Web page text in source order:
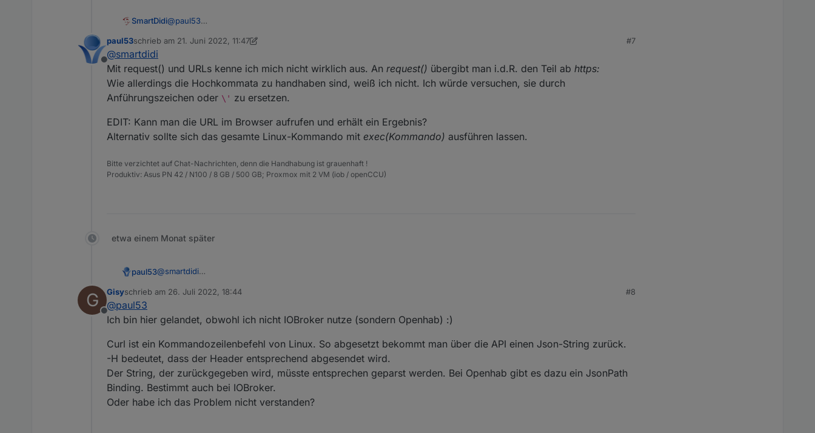
Die Variable
SmartDidi@paul53
leide hat mir heute das Support-Team von EcoFlow mitgeteilt, dass sich die API seit dem letzten Update vor wenigen
Nun haben ich folgenden Link von EcoFlow bekommen:
curl -X GET \
https://api.ecoflow.com/iot-service/open/api/device/queryDeviceQuota?sn=DCEBxxxxxxxxx
Type: application/json' \ -H 'appKey: xxxxxxxxxxxxxxxxxxxx' -H 'secrteKey: xxxxxxxxxxxxxx'
Kannst du mir bitte sagen, wie ich aus diesem Pfad die Werte auslesen kann?
Vielen Dank für deine Hilfe.
Offline
paul53schrieb am 21. Juni 2022, 11:47
zuletzt editiert von paul53
#7
@smartdidi
Mit request() und URLs kenne ich mich nicht wirklich aus. An request() übergibt man i.d.R. den Teil ab https:
Wie allerdings die Hochkommata zu handhaben sind, weiß ich nicht. Ich würde versuchen, sie durch
Anführungszeichen oder \' zu ersetzen.
EDIT: Kann man die URL im Browser aufrufen und erhält ein Ergebnis?
Alternativ sollte sich das gesamte Linux-Kommando mit exec(Kommando) ausführen lassen.
Bitte verzichtet auf Chat-Nachrichten, denn die Handhabung ist grauenhaft !
Produktiv: Asus PN 42 / N100 / 8 GB / 500 GB; Proxmox mit 2 VM (iob / openCCU)
etwa einem Monat später
paul53@smartdidi
Wie allerdings die Hochkommata zu handhaben sind, weiß ich nicht. Ich würde versuchen, sie durch Anführungszeichen
EDIT: Kann man die URL im Browser aufrufen und erhält ein Ergebnis?
G
Offline
Gisyschrieb am 26. Juli 2022, 18:44
zuletzt editiert von
#8
@paul53
Ich bin hier gelandet, obwohl ich nicht IOBroker nutze (sondern Openhab) :)
Curl ist ein Kommandozeilenbefehl von Linux. So abgesetzt bekommt man über die API einen Json-String zurück.
-H bedeutet, dass der Header entsprechend abgesendet wird.
Der String, der zurückgegeben wird, müsste entsprechen geparst werden. Bei Openhab gibt es dazu ein JsonPath
Binding. Bestimmt auch bei IOBroker.
Oder habe ich das Problem nicht verstanden?